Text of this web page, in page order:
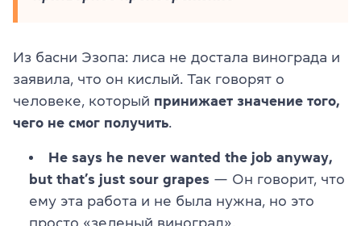
Из басни Эзопа: лиса не достала винограда и
заявила, что он кислый. Так говорят о
человеке, который принижает значение того,
чего не смог получить.
He says he never wanted the job anyway,
but that’s just sour grapes — Он говорит, что
ему эта работа и не была нужна, но это
просто «зеленый виноград».